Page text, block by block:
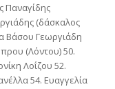
Παναγίδης
(δάσκαλος
Βάσου Γεωργιάδη
(Λόντου) 50.
Λοΐζου 52.
54. Ευαγγελία